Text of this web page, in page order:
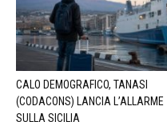
CALO DEMOGRAFICO, TANASI
(CODACONS) LANCIA L’ALLARME
SULLA SICILIA